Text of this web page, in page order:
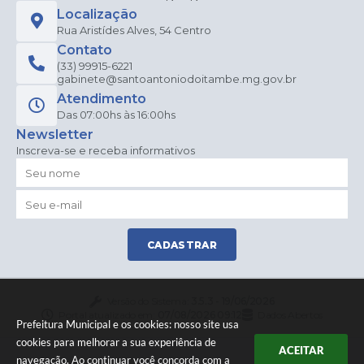
Prefeitura Municipal e os cookies: nosso site usa
cookies para melhorar a sua experiência de
navegação. Ao continuar você concorda com a
ACEITAR
Nun
es
cho
Localização
Rua Aristídes Alves, 54 Centro
Contato
(33) 99915-6221
gabinete@santoantoniodoitambe.mg.gov.br
Atendimento
Das 07:00hs às 16:00hs
Newsletter
Inscreva-se e receba informativos
CADASTRAR